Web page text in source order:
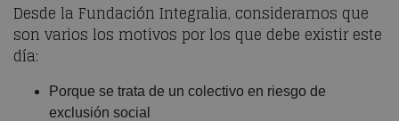
Desde la Fundación Integralia, consideramos que
son varios los motivos por los que debe existir este
día:
Porque se trata de un colectivo en riesgo de
exclusión social